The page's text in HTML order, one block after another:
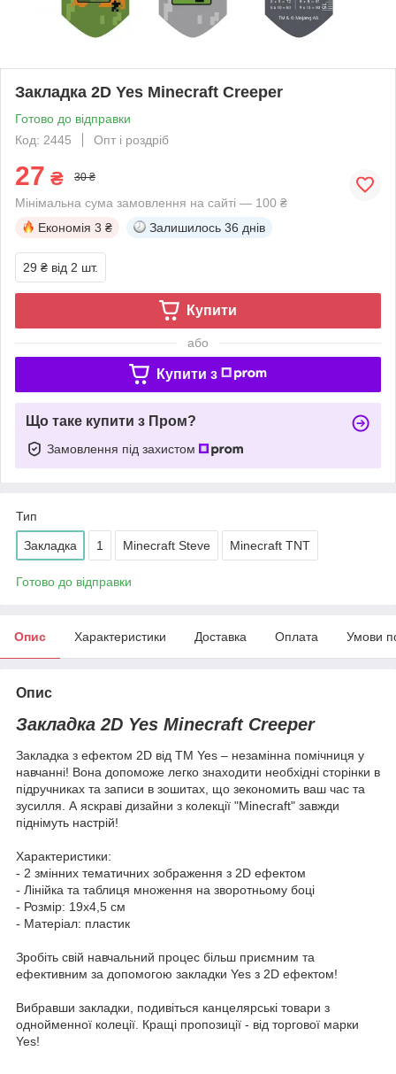
Закладка 2D Yes Minecraft Creeper
Готово до відправки
Код: 2445
Опт і роздріб
27 ₴ 30 ₴
Мінімальна сума замовлення на сайті — 100 ₴
Економія 3 ₴ Залишилось 36 днів
29 ₴ від 2 шт.
Купити
або
Купити з
Що таке купити з Пром?
Замовлення під захистом
Тип
Закладка 1 Minecraft Steve Minecraft TNT
Готово до відправки
Опис Характеристики Доставка Оплата Умови
Опис
Закладка 2D Yes Minecraft Creeper
Закладка з ефектом 2D від ТМ Yes – незамінна помічниця у
навчанні! Вона допоможе легко знаходити необхідні сторінки в
підручниках та записи в зошитах, що зекономить ваш час та
зусилля. А яскраві дизайни з колекції "Minecraft" завжди
піднімуть настрій!
Характеристики:
- 2 змінних тематичних зображення з 2D ефектом
- Лінійка та таблиця множення на зворотньому боці
- Розмір: 19х4,5 см
- Матеріал: пластик
Зробіть свій навчальний процес більш приємним та
ефективним за допомогою закладки Yes з 2D ефектом!
Вибравши закладки, подивіться канцелярські товари з
однойменної колеції. Кращі пропозиції - від торгової марки
Yes!